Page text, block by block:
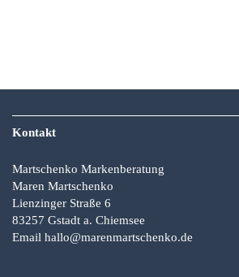
Kontakt
Martschenko Markenberatung
Maren Martschenko
Lienzinger Straße 6
83257 Gstadt a. Chiemsee
Email hallo@marenmartschenko.de